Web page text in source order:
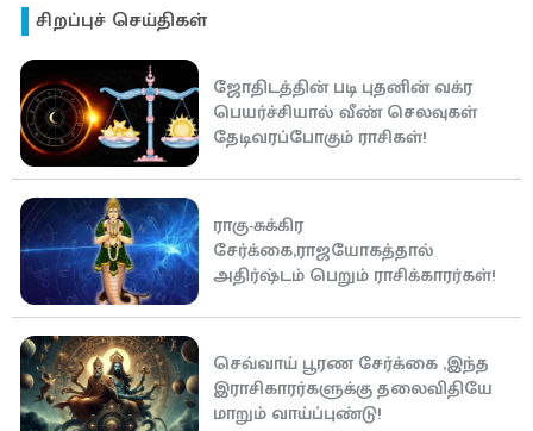
சிறப்புச் செய்திகள்
ஜோதிடத்தின் படி புதனின் வக்ர
பெயர்ச்சியால் வீண் செலவுகள்
தேடிவரப்போகும் ராசிகள்!
ராகு-சுக்கிர
சேர்க்கை,ராஜயோகத்தால்
அதிர்ஷ்டம் பெறும் ராசிக்காரர்கள்!
செவ்வாய் பூரண சேர்க்கை ,இந்த
இராசிகாரர்களுக்கு தலைவிதியே
மாறும் வாய்ப்புண்டு!